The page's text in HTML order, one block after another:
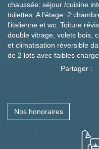
chaussée: séjour /cuisine
toilettes. A l'étage: 2
l'italienne et wc. Toiture
double vitrage, volets bois,
et climatisation réversible
de 2 lots avec faibles
Partager :
Nos honoraires